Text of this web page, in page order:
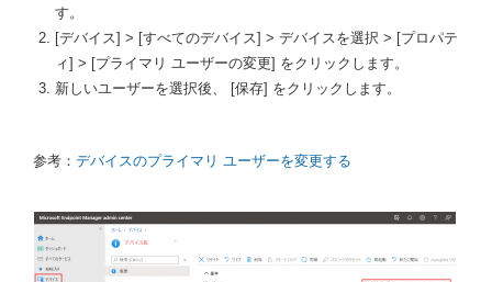
す。
[デバイス] > [すべてのデバイス] > デバイスを選択 > [プロパテ
ィ] > [プライマリ ユーザーの変更] をクリックします。
新しいユーザーを選択後、 [保存] をクリックします。
参考： デバイスのプライマリ ユーザーを変更する